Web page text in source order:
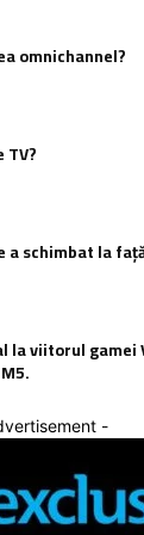
omnichannel?
a schimbat la
viitorul gamei
-